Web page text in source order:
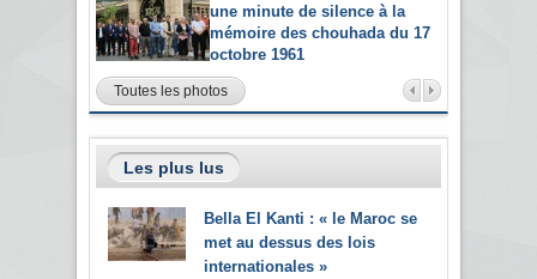
une minute de silence à la
mémoire des chouhada du 17
octobre 1961
Toutes les photos
Les plus lus
Bella El Kanti : « le Maroc se
met au dessus des lois
internationales »